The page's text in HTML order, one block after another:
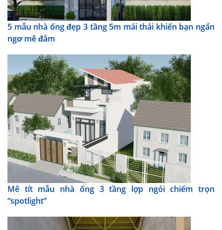
5 mẫu nhà ống đẹp 3 tầng 5m mái thái khiến bạn ngẩn
ngơ mê đắm
Mê tít mẫu nhà ống 3 tầng lợp ngói chiếm trọn
“spotlight”